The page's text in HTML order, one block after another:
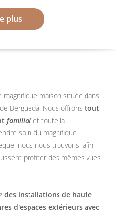
plus
maison située dans
Berguedà. Nous offrons tout
familial et toute la
soin du magnifique
nous nous trouvons, afin
profiter des mêmes vues
des installations de haute
d'espaces extérieurs avec